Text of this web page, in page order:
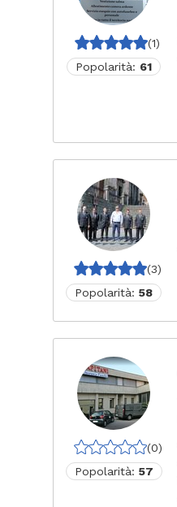
(1)
Popolarità: 61
(3)
Popolarità:58
(0)
Popolarità: 57